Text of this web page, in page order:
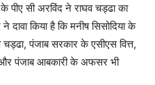
के पीए सी अरविंद ने राघव चड्ढा का
किया है कि मनीष सिसोदिया के
पंजाब सरकार के एसीएस वित्त,
पंजाब आबकारी के अफसर भी